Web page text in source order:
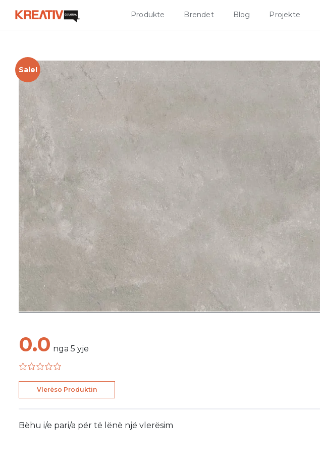
Produkte Brendet Blog Projekte
Sale!
0.0 nga 5 yje
Vlerëso Produktin
Bëhu i/e pari/a për të lënë një vlerësim